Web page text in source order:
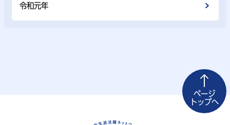
令和元年
ページ
トップへ